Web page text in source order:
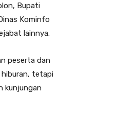
Bupati
Kominfo
lainnya.
peserta dan
hiburan, tetapi
kunjungan